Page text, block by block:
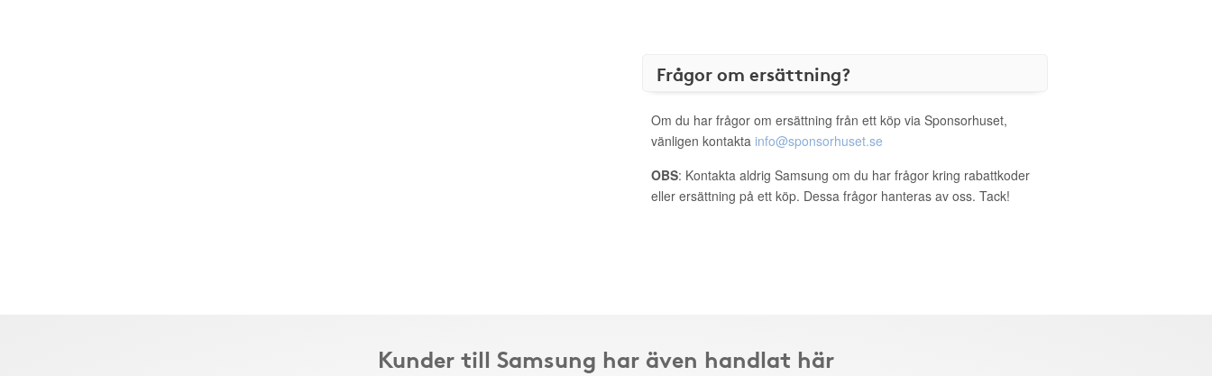
Frågor om ersättning?
Om du har frågor om ersättning från ett köp via Sponsorhuset,
vänligen kontakta info@sponsorhuset.se
OBS: Kontakta aldrig Samsung om du har frågor kring rabattkoder
eller ersättning på ett köp. Dessa frågor hanteras av oss. Tack!
Kunder till Samsung har även handlat här